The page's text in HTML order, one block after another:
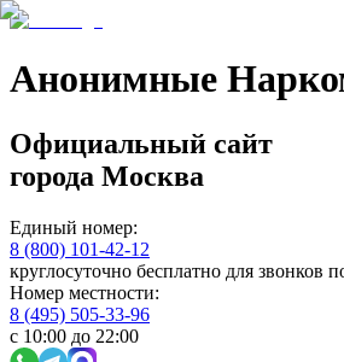
Анонимные
Официальный сайт
города Москва
Единый номер:
8 (800) 101-42-12
круглосуточно бесплатно для звонков
Номер местности:
8 (495) 505-33-96
с 10:00 до 22:00